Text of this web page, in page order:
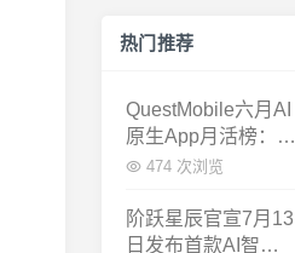
热门推荐
QuestMobile六月AI
原生App月活榜：豆
包3.8亿断层第一，
倍
474 次浏览
阶跃星辰官宣7月13
日发布首款AI智能